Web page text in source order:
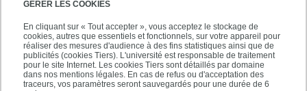
GÉRER LES COOKIES
En cliquant sur « Tout accepter », vous acceptez le stockage de
cookies, autres que essentiels et fonctionnels, sur votre appareil pour
réaliser des mesures d'audience à des fins statistiques ainsi que de
publicités (cookies Tiers). L'université est responsable de traitement
pour le site Internet. Les cookies Tiers sont détaillés par domaine
dans nos mentions légales. En cas de refus ou d'acceptation des
traceurs, vos paramètres seront sauvegardés pour une durée de 6
PRATIQUE